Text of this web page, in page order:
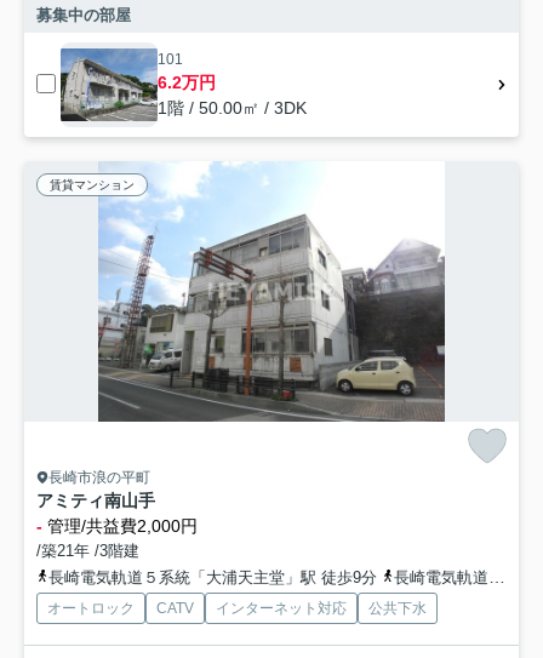
募集中の部屋
101
6.2万円
1階 / 50.00㎡ / 3DK
賃貸マンション
長崎市浪の平町
アミティ南山手
- 管理/共益費2,000円
/築21年 /3階建
長崎電気軌道５系統「大浦天主堂」駅 徒歩9分
長崎電気軌道５系統「大浦海岸通」駅 徒歩10分
オートロック CATV インターネット対応 公共下水